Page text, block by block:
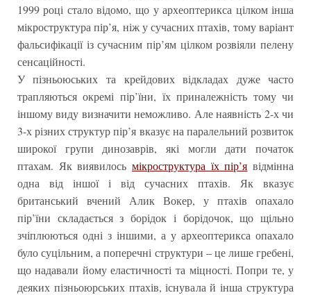
1999 році стало відомо, що у археоптерикса цілком інша
мікроструктура пір’я, ніж у сучасних птахів, тому варіант
фальсифікації із сучасним пір’ям цілком розвіяли пелену
сенсаційності.
У пізньоюських та крейдових відкладах дуже часто
трапляються окремі пір’їни, їх приналежність тому чи
іншому виду визначити неможливо. Але наявність 2-х чи
3-х різних структур пір’я вказує на паралельний розвиток
широкої групи динозаврів, які могли дати початок
птахам. Як виявилось мікроструктура їх пір’я відмінна
одна від іншої і від сучасних птахів. Як вказує
британський вчений Алик Вокер, у птахів опахало
пір’їни складається з борідок і борідочок, що щільно
зчіплюються одні з іншими, а у археоптерикса опахало
було суцільним, а поперечні структури – це лише гребені,
що надавали йому еластичності та міцності. Попри те, у
деяких пізньоюрських птахів, існувала й інша структура